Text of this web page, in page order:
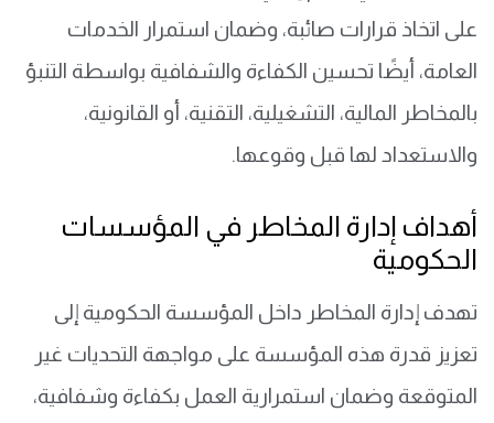
على اتخاذ قرارات صائبة، وضمان استمرار الخدمات
العامة، أيضًا تحسين الكفاءة والشفافية بواسطة التنبؤ
بالمخاطر المالية، التشغيلية، التقنية، أو القانونية،
والاستعداد لها قبل وقوعها.
أهداف إدارة المخاطر في المؤسسات
الحكومية
تهدف إدارة المخاطر داخل المؤسسة الحكومية إلى
تعزيز قدرة هذه المؤسسة على مواجهة التحديات غير
المتوقعة وضمان استمرارية العمل بكفاءة وشفافية،